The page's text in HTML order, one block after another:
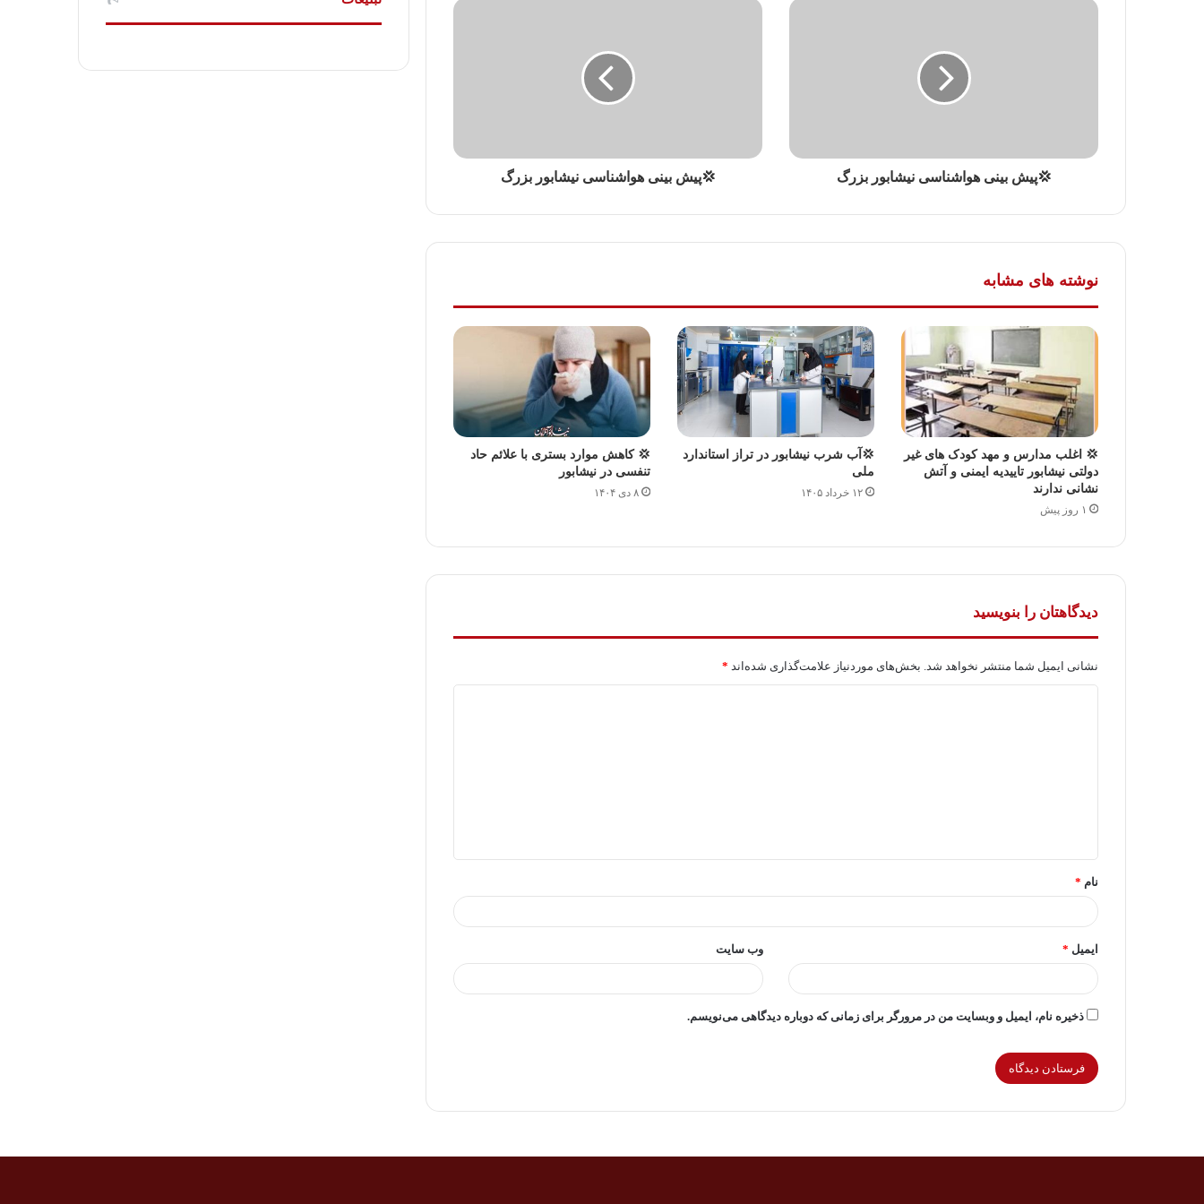
💢پیش بینی هواشناسی نیشابور بزرگ 💢پیش بینی هواشناسی نیشابور بزرگ
نوشته های مشابه
💢 اغلب مدارس و مهد کودک های غیر
دولتی نیشابور تاییدیه ایمنی و آتش
نشانی ندارند
۱ روز پیش
💢آب شرب نیشابور در تراز استاندارد
ملی
۱۲ خرداد ۱۴۰۵
💢 کاهش موارد بستری با علائم حاد
تنفسی در نیشابور
۸ دی ۱۴۰۴
دیدگاهتان را بنویسید
نشانی ایمیل شما منتشر نخواهد شد. بخش‌های موردنیاز علامت‌گذاری شده‌اند *
*
نام *
ایمیل * وب‌ سایت
ذخیره نام، ایمیل و وبسایت من در مرورگر برای زمانی که دوباره دیدگاهی می‌نویسم.